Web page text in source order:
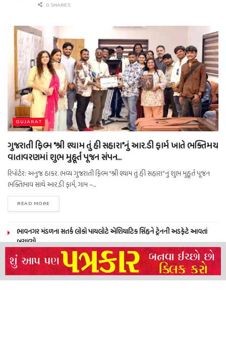
0 SHARES
GUJARAT
ગુજરાતી ફિલ્મ “શ્રી શ્યામ તું હી સહારા”નું આર.ડી ફાર્મ ખાતે ભક્તિમય
વાતાવરણમાં શુભ મુહૂર્ત પૂજન સંપન…
રિપોર્ટર: અનુજ ઠાકર. ભવ્ય ગુજરાતી ફિલ્મ “શ્રી શ્યામ તું હી સહારા”નું શુભ મુહૂર્ત પૂજન
ભક્તિભાવ સાથે આર.ડી ફાર્મ, ગામ –...
READ MORE
ભાવનગર મંડળના સતર્ક લોકો પાયલોટે એશિયાટિક સિંહને ટ્રેનની અડફેટે આવતાં
બચાવ્યો
NEERAJ TIWARI’S ACTION FRANCHISE ROLLS WITH TIGER SHROFF,
REMO D’SOUZA AND A POWER-PACKED ENSEMBLE
ધારી પત્રકાર સંઘ – અમરેલી બ્રોડગેજ કમેટી દ્વારા જીલ્લા કલેકટર ને આવેદનપત્ર